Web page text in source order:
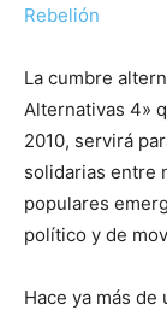
Rebelión
La cumbre
Alternativas 4»
2010, servirá
solidarias entre
populares
político y de
Hace ya más